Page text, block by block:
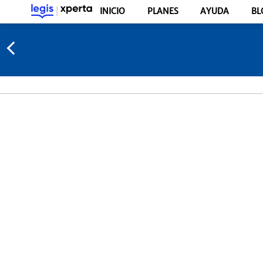
INICIO PLANES AYUDA